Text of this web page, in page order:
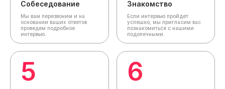
Собеседование
Мы вам перезвоним и на
основании ваших ответов
проведем подробное
интервью.
Знакомство
Если интервью пройдет
успешно, мы пригласим вас
познакомиться с нашими
подопечными.
5 6